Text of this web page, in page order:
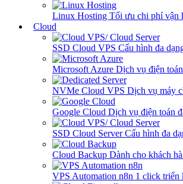
Linux Hosting Tối ưu chi phí vận
Cloud
SSD Cloud VPS Cấu hình đa
Microsoft Azure Dịch vụ điện
NVMe Cloud VPS Dịch vụ máy
Google Cloud Dịch vụ điện toán
SSD Cloud ServerCấu hình đa
Cloud Backup Dành cho khách
VPS Automation n8n 1 click triển